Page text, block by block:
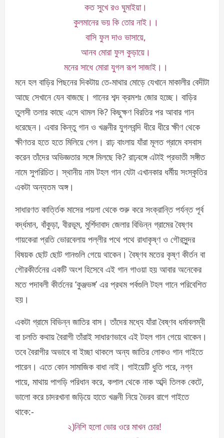
কত সুখে রও ঘুমাইয়া।
কুলমানের ভয় কি তোর নাই।।
বাসি ফুল দাও ভাসায়ে,
আনব মোরা ফুল কুড়ায়ে।
মনের সাধে মোরা যুগল রূপ সাজাই।।
মনে হল বাড়ির পিছনের দিকটায় তে-মাথার মোড়ে যেখানে মাকালীর বেদীটা
আছে সেখানে যেন বাজছে। গানের শব্দ ক্রমশঃ জোর হচ্ছে। বাড়ির
তুলসী তলার কাছে এসে থামল কি? কিছুক্ষণ বিরতির পর আবার গান
ধরেছেন। এবার কিন্তু গান ও খঞ্জনীর যুগলবন্দি ধীরে ধীরে ক্ষীণ থেকে
ক্ষীণতর হতে হতে মিলিয়ে গেল। রাঢ় বাংলায় যাঁরা মূলত গ্রামে বসবাস
করেন তাঁদের অভিজ্ঞতার সঙ্গে মিলছে কি? রাঢ়বঙ্গে এটাই প্রভাতী সঙ্গীত
নামে সুপরিচিত। স্থানীয় নাম টহল গান যেটা এখানকার ধর্মীয় সংস্কৃতির
একটা অন্যতম অঙ্গ।
সাধারণত কার্ত্তিক মাসের পয়লা থেকে শুরু করে সংক্রান্তি পর্যন্ত পূর্ব
বর্দ্ধমান, বাঁকুড়া, বীরভূম, মুর্শিদাবাদ জেলার বিভিন্ন গ্রামের বৈষ্ণব
গায়কেরা প্রতি ভোরবেলায় পল্লীর পথে পথে রাধাকৃষ্ণ ও গৌরসুন্দর
বিষয়ক ছোট ছোট গানগুলি গেয়ে থাকেন। বৈষ্ণব মতের কৃষ্ণ কীর্তন বা
গৌরকীর্তনের একটি অংশ হিসেবে এই গান গাওয়া হয় আবার অনেকের
মতে পদাবলী কীর্তনের ‘কুঞ্জভঙ্গ’ এর প্রথম পর্বগুলি টহল গানে পরিবেশিত
হয়।
একটা গ্রামে বিভিন্ন জাতির বাস। তাঁদের মধ্যে যাঁরা বৈষ্ণব ধর্মাবলম্বী
বা চলতি কথায় বৈরাগী তাঁরাই সাধারণভাবে এই টহল গান গেয়ে থাকেন।
তবে বৈরাগীর অভাবে বা ইচ্ছা থাকলে অন্য জাতির লোকও গান গাইতে
পারেন। এতে কোন সামাজিক বাধা নাই। গাইয়েটি ধুতি পরে, নগ্ন
পায়ে, মাথায় পাগড়ি পরিধান করে, কপাল থেকে নাক অব্দি তিলক কেটে,
ভালো করে চাদরখানা জড়িয়ে হাতে খঞ্জনী নিয়ে ভৈরব রাগে গাইতে
থাকে:-
২)নিশি হলো ভোর ওরে মাখন চোর!